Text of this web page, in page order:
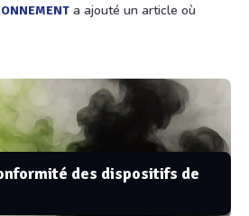
a ajouté un article où
des dispositifs de